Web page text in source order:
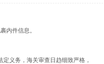
内件信息。
定义务，海关审查日趋细致严格，